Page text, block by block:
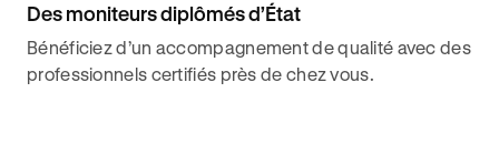
Des moniteurs diplômés d’État
Bénéficiez d’un accompagnement de qualité avec des
professionnels certifiés près de chez vous.